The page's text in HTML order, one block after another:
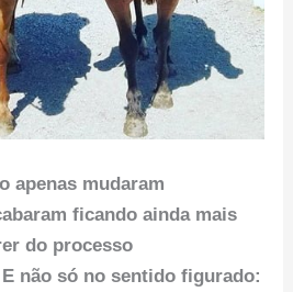
apenas mudaram
ficando ainda mais
do processo
não só no sentido figurado: